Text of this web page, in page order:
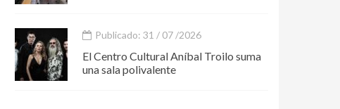
Publicado: 31 / 07 /2026
El Centro Cultural Aníbal Troilo suma
una sala polivalente